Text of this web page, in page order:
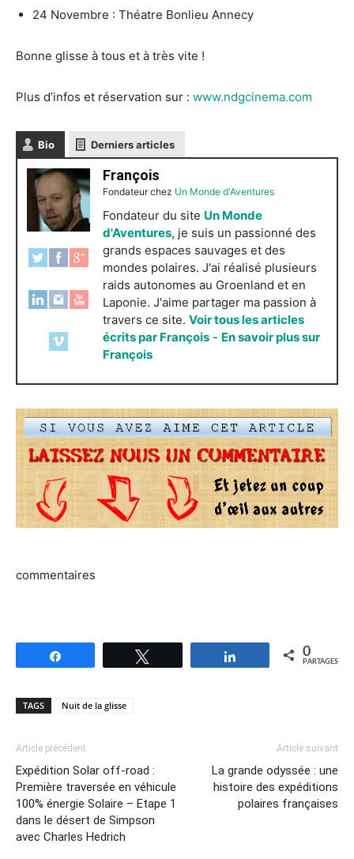
24 Novembre : Théatre Bonlieu Annecy
Bonne glisse à tous et à très vite !
Plus d’infos et réservation sur : www.ndgcinema.com
Bio Derniers articles
François
Fondateurchez Un Monde d'Aventures
Fondateur du site Un Monde
d'Aventures, je suis un passionné des
grands espaces sauvages et des
mondes polaires. J'ai réalisé plusieurs
raids autonomes au Groenland et en
Laponie. J'aime partager ma passion à
travers ce site. Voir tous les articles
écrits par François - En savoir plus sur
François
commentaires
Partagez 0
PARTAGES
TAGS Nuit de la glisse
Article précédent
Expédition Solar off-road :
Première traversée en véhicule
100% énergie Solaire – Etape 1
dans le désert de Simpson
avec Charles Hedrich
Article suivant
La grande odyssée : une
histoire des expéditions
polaires françaises